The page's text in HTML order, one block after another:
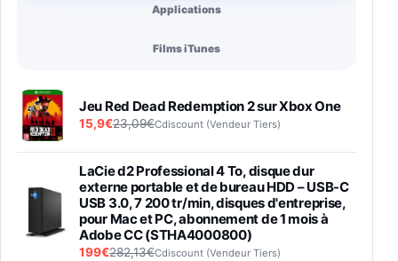
Applications
Films iTunes
Jeu Red Dead Redemption 2 sur Xbox One
15,9€23,09€Cdiscount (Vendeur Tiers)
LaCie d2 Professional 4 To, disque dur
externe portable et de bureau HDD – USB-C
USB 3.0, 7 200 tr/min, disques d'entreprise,
pour Mac et PC, abonnement de 1 mois à
Adobe CC (STHA4000800)
199€282,13€Cdiscount (Vendeur Tiers)